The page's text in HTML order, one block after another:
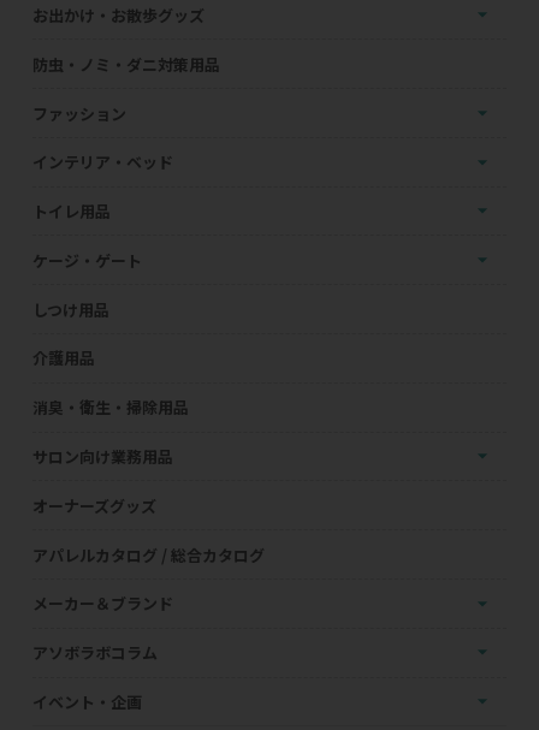
お出かけ・お散歩グッズ
防虫・ノミ・ダニ対策用品
ファッション
インテリア・ベッド
トイレ用品
ケージ・ゲート
しつけ用品
介護用品
消臭・衛生・掃除用品
サロン向け業務用品
オーナーズグッズ
アパレルカタログ / 総合カタログ
メーカー＆ブランド
アソボラボコラム
イベント・企画